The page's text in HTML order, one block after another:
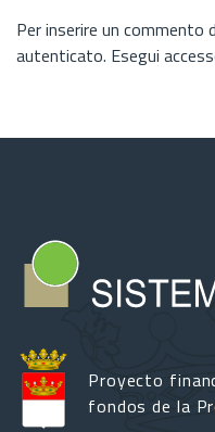
Per inserire un commento
autenticato. Esegui
Proyecto
fondos de la